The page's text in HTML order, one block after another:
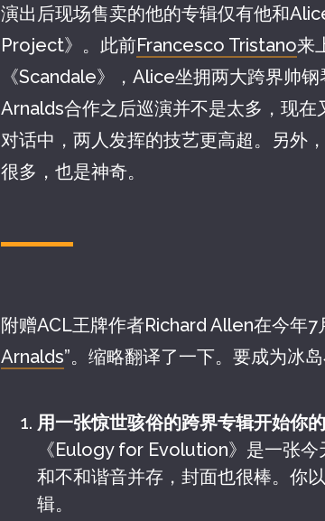
演出后现场售卖的他的专辑仅有他和
Project》。此前Francesco Tristano来
《Scandale》，Alice坐拥两大跨界帅
Arnalds合作之后巡演并不是太多，现
对话中，两人发挥的技艺更高超。另外
很多，也是神奇。
附赠ACL王牌作者Richard Allen在今年7
Arnalds”。缩略翻译了一下。要成为冰
用一张惊世骇俗的跨界专辑开始你的
《Eulogy for Evolution》是一张
和不和谐音并存，封面也很棒。你
辑。